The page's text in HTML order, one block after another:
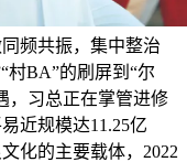
频共振，集中整治
村BA”的刷屏到“尔
，习总正在掌管进修
近规模达11.25亿
化的主要载体，2022